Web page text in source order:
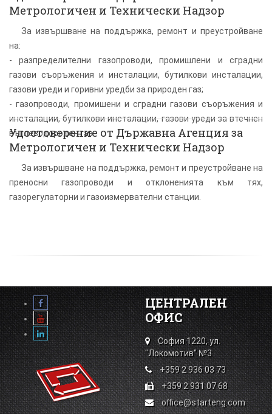
Метрологичен и Технически Надзор
За извършване на поддържка, ремонт и преустройване
на:
- разпределителни газопроводи, промишлени и сградни
газови съоръжения и инсталации, бутилкови инсталации,
газови уреди и горивни уредби за природен газ;
- газопроводи, промишени и сградни газови съоръжения и
инсталации, бутилкови инсталации, газови уреди за втечнен
въглеводороден газ.
Удостоверение от Държавна Агенция за
Метрологичен и Технически Надзор
За извършване на поддържка, ремонт и преустройване на
преносни газопроводи и отклоненията към тях,
газорегулаторни и газоизмервателни станции.
ЦЕНТРАЛЕН
ОФИС
София 1220, ул.
"Локомотив" №3
+359 2 936 03 73
+359 2 931 07 68
office@starteng.com